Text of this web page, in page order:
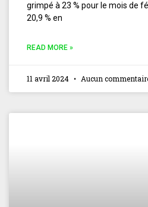
grimpé à 23 % pour le mois de
20,9 % en
READ MORE »
11 avril 2024 Aucun